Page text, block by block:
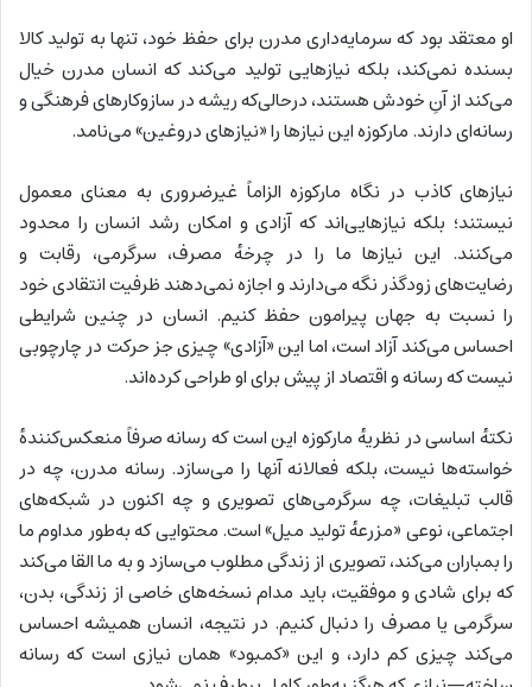
او معتقد بود که سرمایه‌داری مدرن برای حفظ خود، تنها به تولید کالا
بسنده نمی‌کند، بلکه نیازهایی تولید می‌کند که انسان مدرن خیال
می‌کند از آنِ خودش هستند، درحالی‌که ریشه در سازوکارهای فرهنگی و
رسانه‌ای دارند. مارکوزه این نیازها را «نیازهای دروغین» می‌نامد.
نیازهای کاذب در نگاه مارکوزه الزاماً غیرضروری به معنای معمول
نیستند؛ بلکه نیازهایی‌اند که آزادی و امکان رشد انسان را محدود
می‌کنند. این نیازها ما را در چرخهٔ مصرف، سرگرمی، رقابت و
رضایت‌های زودگذر نگه می‌دارند و اجازه نمی‌دهند ظرفیت انتقادی خود
را نسبت به جهان پیرامون حفظ کنیم. انسان در چنین شرایطی
احساس می‌کند آزاد است، اما این «آزادی» چیزی جز حرکت در چارچوبی
نیست که رسانه و اقتصاد از پیش برای او طراحی کرده‌اند.
نکتهٔ اساسی در نظریهٔ مارکوزه این است که رسانه صرفاً منعکس‌کنندهٔ
خواسته‌ها نیست، بلکه فعالانه آنها را می‌سازد. رسانه مدرن، چه در
قالب تبلیغات، چه سرگرمی‌های تصویری و چه اکنون در شبکه‌های
اجتماعی، نوعی «مزرعهٔ تولید میل» است. محتوایی که به‌طور مداوم ما
را بمباران می‌کند، تصویری از زندگی مطلوب می‌سازد و به ما القا می‌کند
که برای شادی و موفقیت، باید مدام نسخه‌های خاصی از زندگی، بدن،
سرگرمی یا مصرف را دنبال کنیم. در نتیجه، انسان همیشه احساس
می‌کند چیزی کم دارد، و این «کمبود» همان نیازی است که رسانه